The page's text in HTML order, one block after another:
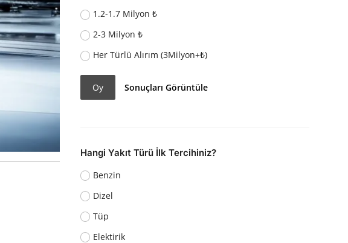
1.2-1.7 Milyon ₺
2-3 Milyon ₺
Her Türlü Alırım (3Milyon+₺)
Oy Sonuçları Görüntüle
Hangi Yakıt Türü İlk Tercihiniz?
Benzin
Dizel
Tüp
Elektirik